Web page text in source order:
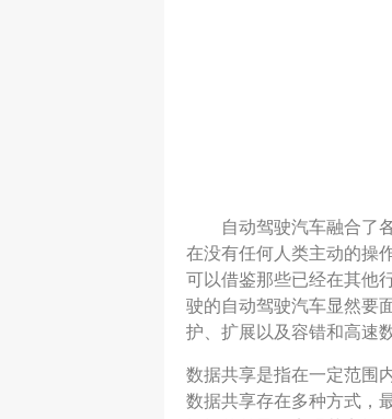
自动驾驶汽车融合了各
在没有任何人类主动的操
可以借鉴那些已经在其他
驶的自动驾驶汽车显然要
护、扩展以及容错和高速
数据共享是指在一定范围
数据共享存在多种方式，